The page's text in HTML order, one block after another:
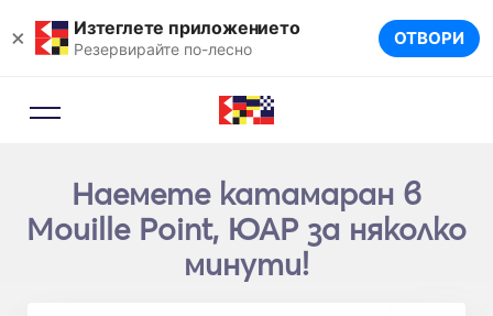
× Изтеглете приложението
Резервирайте по-лесно ОТВОРИ
Наемете катамаран в
Mouille Point, ЮАР за няколко
минути!